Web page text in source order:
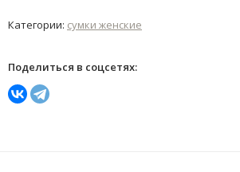
Категории: сумки женские
Поделиться в соцсетях: